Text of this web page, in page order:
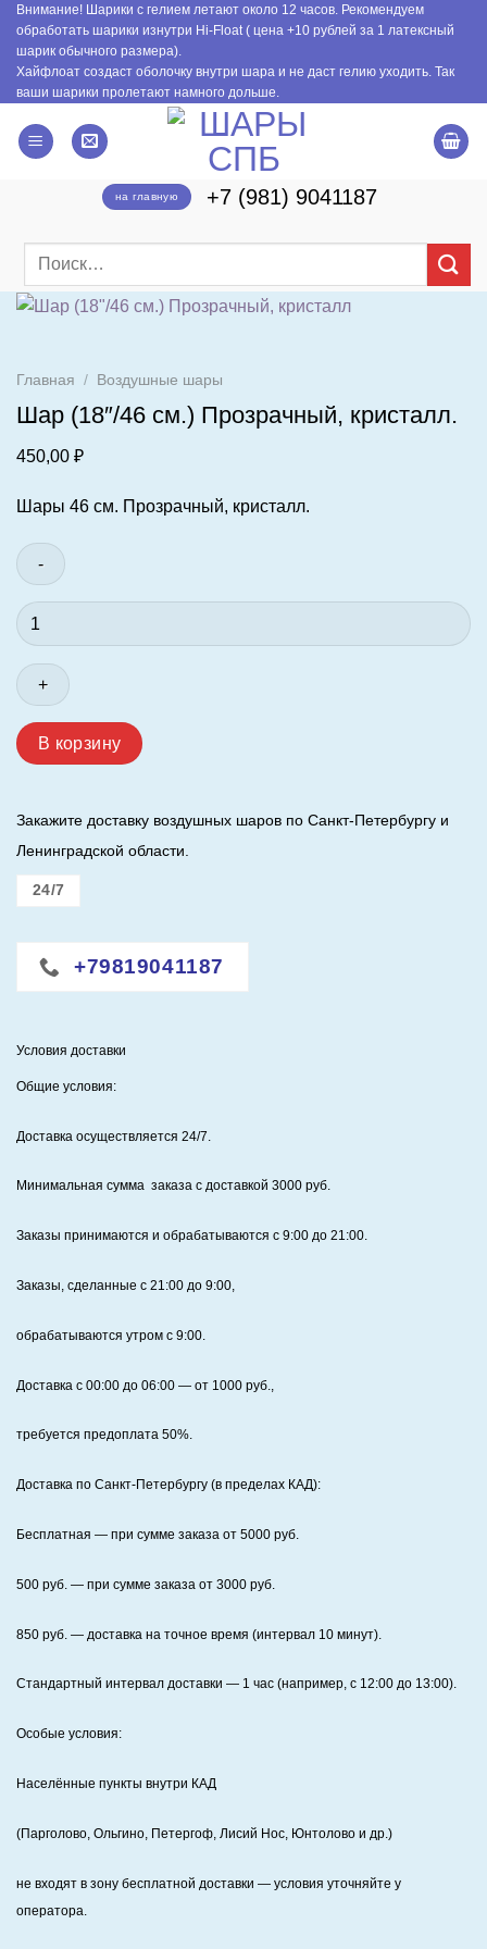
Skip
content
Внимание! Шарики с гелием летают около 12 часов. Рекомендуем
обработать шарики изнутри Hi-Float ( цена +10 рублей за 1 латексный
шарик обычного размера).
Хайфлоат создаст оболочку внутри шара и не даст гелию уходить. Так
ваши шарики пролетают намного дольше.
на главную +7 (981) 9041187
Искать:
Главная / Воздушные шары
Шар (18″/46 см.) Прозрачный, кристалл.
450,00 ₽
Шары 46 см. Прозрачный, кристалл.
Количество
товара
Шар
(18"/46
Прозрачный,
кристалл.
В корзину
Закажите доставку воздушных шаров по Санкт-Петербургу и
Ленинградской области.
24/7
+79819041187
Условия доставки
Общие условия:
Доставка осуществляется 24/7
Минимальная сумма заказа с доставкой 3000 руб.
Заказы принимаются и обрабатываются с 9:00 до 21:00.
Заказы, сделанные с 21:00 до 9:00,
обрабатываются утром с 9:00.
Доставка с 00:00 до 06:00 — от 1000 руб.,
требуется предоплата 50%.
Доставка по Санкт‑Петербургу (в пределах КАД):
Бесплатная — при сумме заказа от 5000 руб.
500 руб. — при сумме заказа от 3000 руб.
850 руб. — доставка на точное время (интервал 10 минут).
Стандартный интервал доставки — 1 час (например, с 12:00 до 13:00).
Особые условия:
Населённые пункты внутри КАД
(Парголово, Ольгино, Петергоф, Лисий Нос, Юнтолово и др.)
не входят в зону бесплатной доставки — условия уточняйте у
оператора.